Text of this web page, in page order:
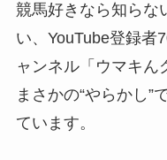
競馬好きなら知ら
い、YouTube登録者
ャンネル「ウマキん
まさかの“やらかし”
ています。